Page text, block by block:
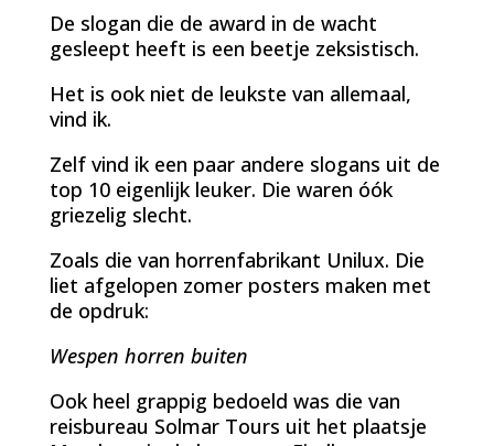
De slogan die de award in de wacht
gesleept heeft is een beetje zeksistisch.
Het is ook niet de leukste van allemaal,
vind ik.
Zelf vind ik een paar andere slogans uit de
top 10 eigenlijk leuker. Die waren óók
griezelig slecht.
Zoals die van horrenfabrikant Unilux. Die
liet afgelopen zomer posters maken met
de opdruk:
Wespen horren buiten
Ook heel grappig bedoeld was die van
reisbureau Solmar Tours uit het plaatsje